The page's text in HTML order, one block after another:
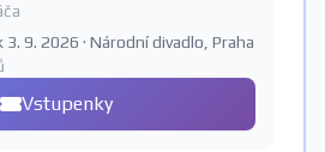
9. 2026 · Národní divadlo, Praha
Vstupenky